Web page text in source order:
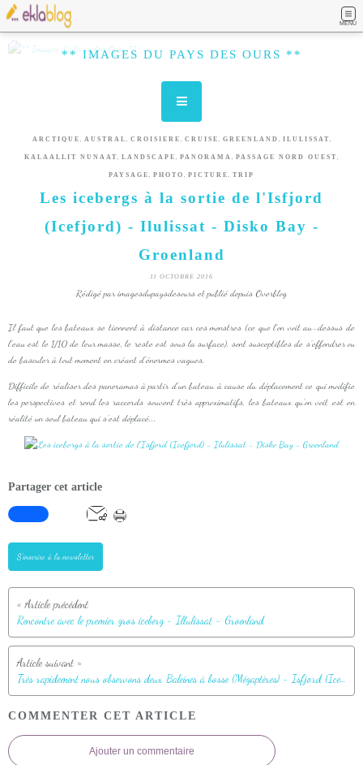
MENU
** IMAGES DU PAYS DES OURS **
ARCTIQUE , AUSTRAL , CROISIERE , CRUISE , GREENLAND , ILULISSAT,
KALAALLIT NUNAAT, LANDSCAPE , PANORAMA , PASSAGE NORD OUEST,
PAYSAGE , PHOTO , PICTURE , TRIP
Les icebergs à la sortie de l'Isfjord
(Icefjord) - Ilulissat - Disko Bay -
Groenland
11 OCTOBRE 2016
Rédigé par imagesdupaysdesours et publié depuis Overblog
Il faut que les bateaux se tiennent à distance car ces monstres (ce que l'on voit au-dessus de
l'eau est le 1/10 de leur masse, le reste est sous la surface), sont susceptibles de s'effondrer ou
de basculer à tout moment en créant d'énormes vagues.
Difficile de réaliser des panoramas à partir d'un bateau à cause du déplacement ce qui modifie
les perspectives et rend les raccords souvent très approximatifs, les bateaux qu'on voit est en
réalité un seul bateau qui s'est déplacé...
Partager cet article
S'inscrire à la newsletter
Rencontre avec le premier gros iceberg - Illulissat - Groenland
Très rapidement nous observons deux Baleines à bosse (Mégaptères) - Isfjord (Icefjord) - Ilulissat - Disko Bay - Groenland
COMMENTER CET ARTICLE
Ajouter un commentaire